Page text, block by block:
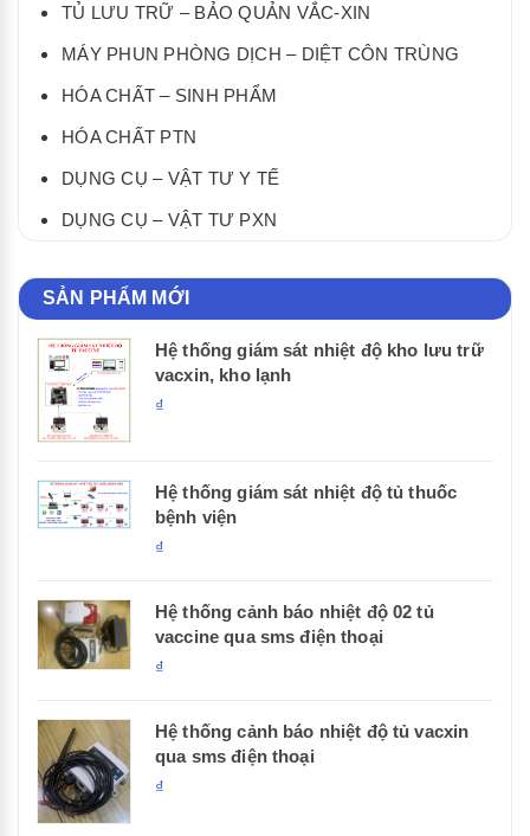
TỦ LƯU TRỮ – BẢO QUẢN VẮC-XIN
MÁY PHUN PHÒNG DỊCH – DIỆT CÔN TRÙNG
HÓA CHẤT – SINH PHẨM
HÓA CHẤT PTN
DỤNG CỤ – VẬT TƯ Y TẾ
DỤNG CỤ – VẬT TƯ PXN
SẢN PHẨM MỚI
Hệ thống giám sát nhiệt độ kho lưu trữ
vacxin, kho lạnh
₫
Hệ thống giám sát nhiệt độ tủ thuốc
bệnh viện
₫
Hệ thống cảnh báo nhiệt độ 02 tủ
vaccine qua sms điện thoại
₫
Hệ thống cảnh báo nhiệt độ tủ vacxin
qua sms điện thoại
₫